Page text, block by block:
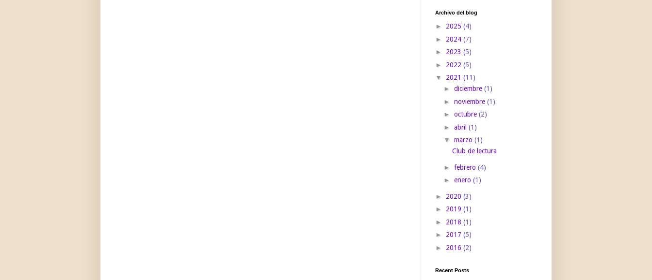
Archivo del blog
► 2025 (4)
► 2024 (7)
► 2023 (5)
► 2022 (5)
▼ 2021 (11)
► diciembre (1)
► noviembre (1)
► octubre (2)
► abril (1)
▼ marzo (1)
Club de lectura
► febrero (4)
► enero (1)
► 2020 (3)
► 2019 (1)
► 2018 (1)
► 2017 (5)
► 2016 (2)
Recent Posts